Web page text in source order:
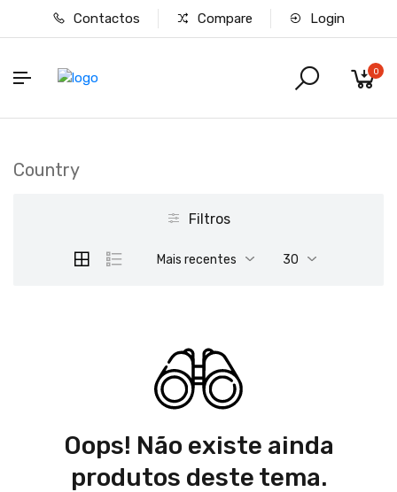
Contactos Compare Login
0
Country
Filtros
Mais recentes 30
Oops! Não existe ainda
produtos deste tema.